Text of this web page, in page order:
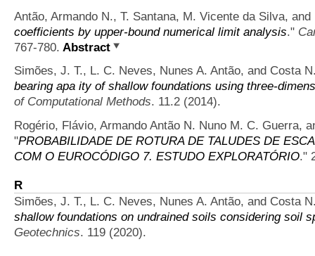
Antão, Armando N., T. Santana, M. Vicente da Silva,
coefficients by upper-bound numerical limit analysis."
767-780. Abstract
Simões, J. T., L. C. Neves, Nunes A. Antão, and Costa
bearing apa ity of shallow foundations using three-
of Computational Methods. 11.2 (2014).
Rogério, Flávio, Armando Antão N. Nuno M. C. Guerra,
"PROBABILIDADE DE ROTURA DE TALUDES DE
COM O EUROCÓDIGO 7. ESTUDO EXPLORATÓRIO."
R
Simões, J. T., L. C. Neves, Nunes A. Antão, and Costa
shallow foundations on undrained soils considering soil
Geotechnics. 119 (2020).